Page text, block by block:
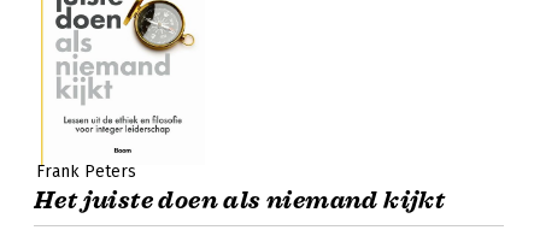
Frank Peters
Het juiste doen als niemand kijkt